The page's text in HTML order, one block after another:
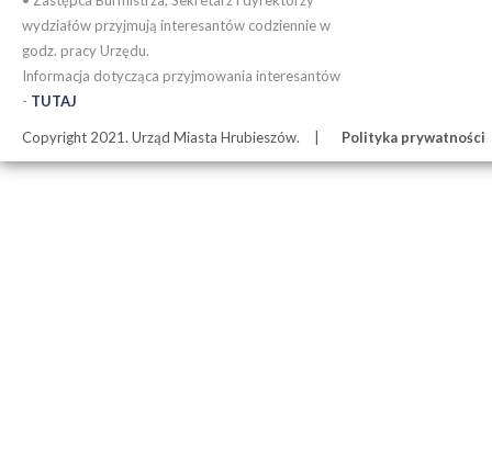
wydziałów przyjmują interesantów codziennie w
godz. pracy Urzędu.
Informacja dotycząca przyjmowania interesantów
- TUTAJ
Copyright 2021. Urząd Miasta Hrubieszów. Polityka prywatności